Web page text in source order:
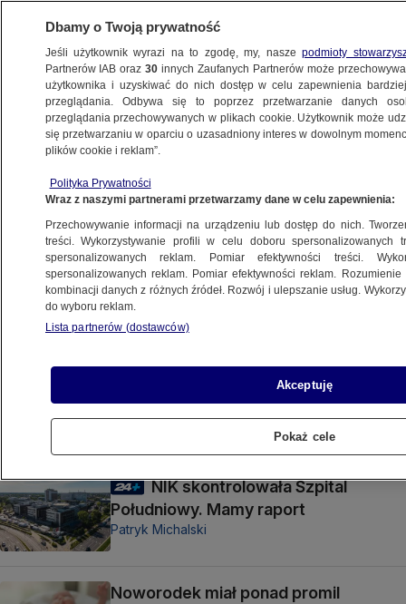
SZPITAL
Szpitale ujawnią oferty i stawki.
Resort zdrowia szykuje nowe
przepisy
ZDROWIE
Dlaczego NFZ nie widzi
nadużyć? Kontrolerzy mówią wprost
Tajemniczy pokój B+1/074
NIK skontrolowała Szpital
Południowy. Mamy raport
Patryk Michalski
Noworodek miał ponad promil
Dbamy o Twoją prywatność
Jeśli użytkownik wyrazi na to zgodę, my, naszepodmioty
Partnerów IAB oraz30 innych Zaufanych Partnerów może
użytkownika i uzyskiwać do nich dostęp w celu zapewnienia
przeglądania. Odbywa się to poprzez przetwarzanie danych
przeglądania przechowywanych w plikach cookie. Użytkownik może
się przetwarzaniu w oparciu o uzasadniony interes w dowolnym
plików cookie i reklam”.
Polityka Prywatności
Wraz z naszymi partnerami przetwarzamy dane w celu zapewnienia:
Przechowywanie informacji na urządzeniu lub dostęp do nich.
treści. Wykorzystywanie profili w celu doboru spersonalizowanych
spersonalizowanych reklam. Pomiar efektywności treści.
spersonalizowanych reklam. Pomiar efektywności reklam.
kombinacji danych z różnych źródeł. Rozwój i ulepszanie usług.
do wyboru reklam.
Lista partnerów (dostawców)
Akceptuję
Pokaż cele